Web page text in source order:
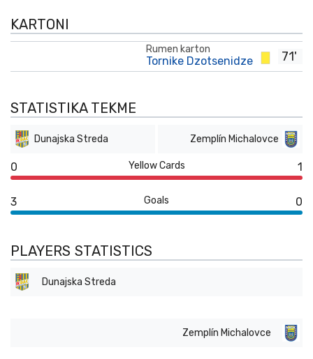
KARTONI
71'
Rumen karton
Tornike Dzotsenidze
STATISTIKA TEKME
Dunajska Streda Zemplín Michalovce
0 Yellow Cards 1
3 Goals 0
PLAYERS STATISTICS
Dunajska Streda
Zemplín Michalovce